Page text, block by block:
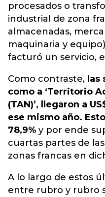
procesados o
industrial de zona
almacenadas,
maquinaria y
facturó un servicio,
Como contraste,
como a ‘Territorio
(TAN)’, llegaron a
ese mismo año.
78,9% y por ende
cuartas partes de
zonas francas en
A lo largo de estos
entre rubro y rubro